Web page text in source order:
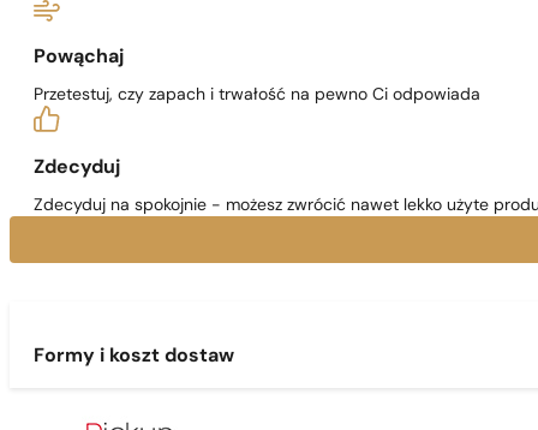
Powąchaj
Przetestuj, czy zapach i trwałość na pewno Ci odpowiada
Zdecyduj
Zdecyduj na spokojnie - możesz zwrócić nawet lekko użyte
Formy i koszt dostaw